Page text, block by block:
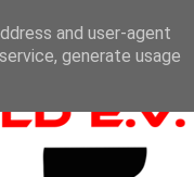
and user-agent
generate usage